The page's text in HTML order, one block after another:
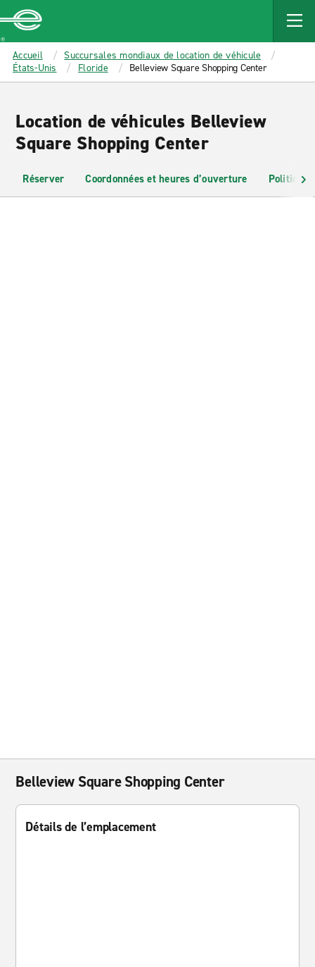
MAIN
CONTENT
Enterprise
Accueil
Succursales mondiaux de location de véhicule
États-Unis
Floride Belleview Square Shopping Center
Location de véhicules Belleview
Square Shopping Center
Réserver Coordonnées et heures d’ouverture Politiques
Belleview Square Shopping Center
Détails de l’emplacement